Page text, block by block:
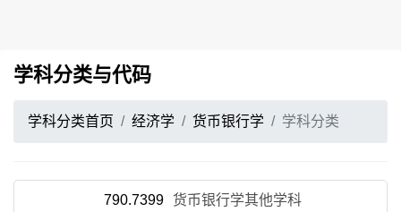
学科分类与代码
学科分类首页 经济学 货币银行学 学科分类
790.7399 货币银行学其他学科